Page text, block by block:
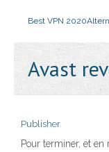
Best VPN 2020
Avast
Publisher
Pour terminer, et en